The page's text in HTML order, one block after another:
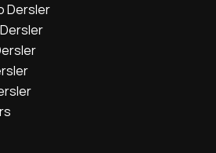
Dersler
Dersler